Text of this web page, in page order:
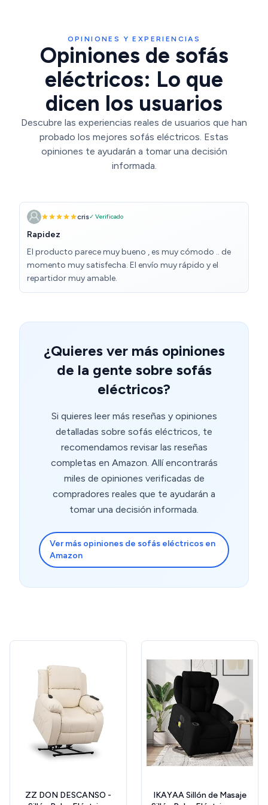
OPINIONES Y EXPERIENCIAS
Opiniones de sofás
eléctricos: Lo que
dicen los usuarios
Descubre las experiencias reales de usuarios que han
probado los mejores sofás eléctricos. Estas
opiniones te ayudarán a tomar una decisión
informada.
cris✓ Verificado
Rapidez
El producto parece muy bueno , es muy cómodo .. de
momento muy satisfecha. El envío muy rápido y el
repartidor muy amable.
¿Quieres ver más opiniones
de la gente sobre sofás
eléctricos?
Si quieres leer más reseñas y opiniones
detalladas sobre sofás eléctricos, te
recomendamos revisar las reseñas
completas en Amazon. Allí encontrarás
miles de opiniones verificadas de
compradores reales que te ayudarán a
tomar una decisión informada.
Ver más opiniones de sofás eléctricos en
Amazon
ZZ DON DESCANSO -
IKAYAA Sillón de Masaje